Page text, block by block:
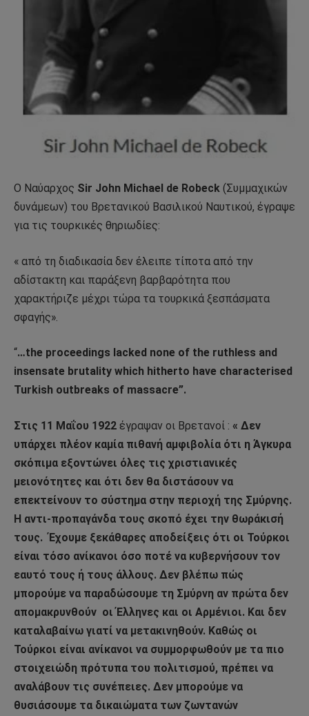
Ο Ναύαρχος Sir John Michael de Robeck (Συμμαχικών
δυνάμεων) του Βρετανικού Βασιλικού Ναυτικού, έγραψε
για τις τουρκικές θηριωδίες:
« από τη διαδικασία δεν έλειπε τίποτα από την
αδίστακτη και παράξενη βαρβαρότητα που
χαρακτήριζε μέχρι τώρα τα τουρκικά ξεσπάσματα
σφαγής».
“…the proceedings lacked none of the ruthless and
insensate brutality which hitherto have characterised
Turkish outbreaks of massacre”.
Στις 11 Μαΐου 1922 έγραψαν οι Βρετανοί : « Δεν
υπάρχει πλέον καμία πιθανή αμφιβολία ότι η Άγκυρα
σκόπιμα εξοντώνει όλες τις χριστιανικές
μειονότητες και ότι δεν θα διστάσουν να
επεκτείνουν το σύστημα στην περιοχή της Σμύρνης.
Η αντι-προπαγάνδα τους σκοπό έχει την θωράκισή
τους. Έχουμε ξεκάθαρες αποδείξεις ότι οι Τούρκοι
είναι τόσο ανίκανοι όσο ποτέ να κυβερνήσουν τον
εαυτό τους ή τους άλλους. Δεν βλέπω πώς
μπορούμε να παραδώσουμε τη Σμύρνη αν πρώτα δεν
απομακρυνθούν οι Έλληνες και οι Αρμένιοι. Και δεν
καταλαβαίνω γιατί να μετακινηθούν. Καθώς οι
Τούρκοι είναι ανίκανοι να συμμορφωθούν με τα πιο
στοιχειώδη πρότυπα του πολιτισμού, πρέπει να
αναλάβουν τις συνέπειες. Δεν μπορούμε να
θυσιάσουμε τα δικαιώματα των ζωντανών